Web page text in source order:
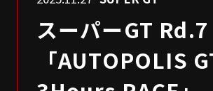
スーパーGT Rd.7
「AUTOPOLIS